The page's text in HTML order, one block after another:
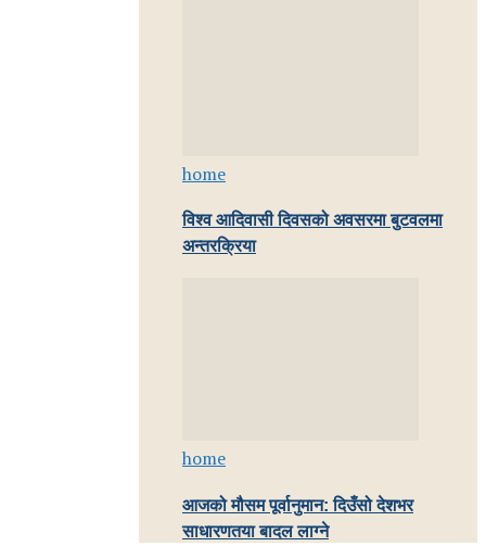
home
विश्व आदिवासी दिवसको अवसरमा बुटवलमा
अन्तरक्रिया
home
आजको मौसम पूर्वानुमान: दिउँसो देशभर
साधारणतया बादल लाग्ने